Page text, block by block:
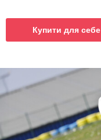
Купити для себе